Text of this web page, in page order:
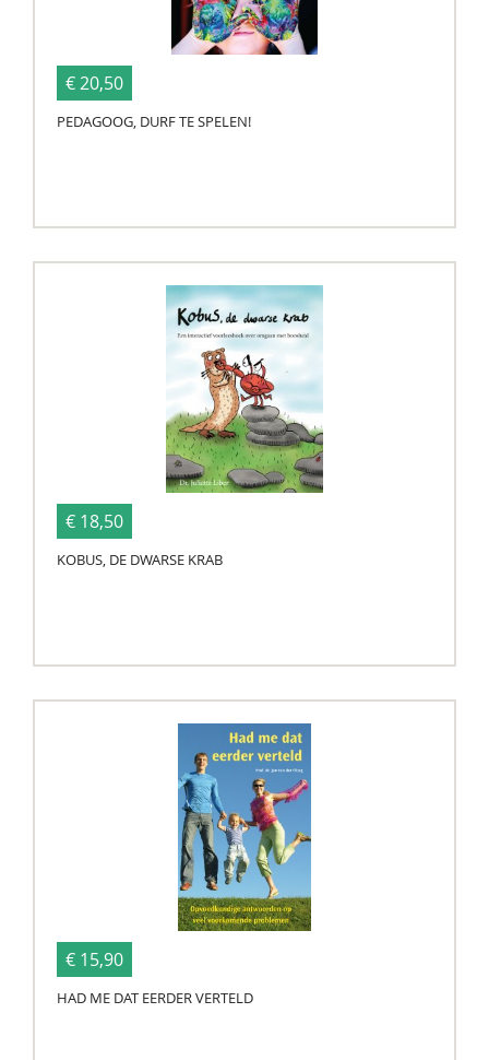
€ 20,50
PEDAGOOG, DURF TE SPELEN!
€ 18,50
KOBUS, DE DWARSE KRAB
€ 15,90
HAD ME DAT EERDER VERTELD